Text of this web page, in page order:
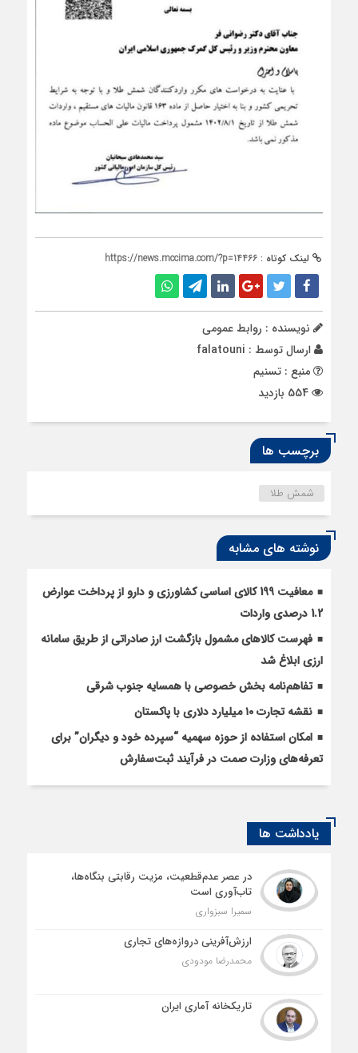
لینک کوتاه : https://news.mccima.com/?p=14466
نویسنده : روابط عمومی
ارسال توسط : falatouni
منبع : تسنیم
برچسب ها
شمش طلا
نوشته های مشابه
معافیت 199 کالای اساسی کشاورزی و دارو از پرداخت عوارض
1.2 درصدی واردات
فهرست کالاهای مشمول بازگشت ارز صادراتی از طریق سامانه
ارزی ابلاغ شد
تفاهم‌نامه بخش خصوصی با همسایه جنوب شرقی
نقشه تجارت ۱۰‌ میلیارد دلاری با پاکستان
امکان استفاده از حوزه سهمیه “سپرده خود و دیگران” برای
تعرفه‌های وزارت صمت در فرآیند ثبت‌سفارش
یادداشت ها
در عصر عدم‌قطعیت، مزیت رقابتی بنگاه‌ها،
تاب‌آوری است
سمیرا سبزواری
ارزش‌آفرینی دروازه‌های تجاری
محمدرضا مودودی
تاریکخانه آماری ایران